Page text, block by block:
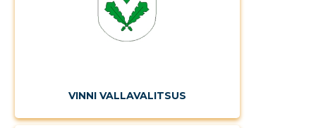
VINNI VALLAVALITSUS
Muuda pildi